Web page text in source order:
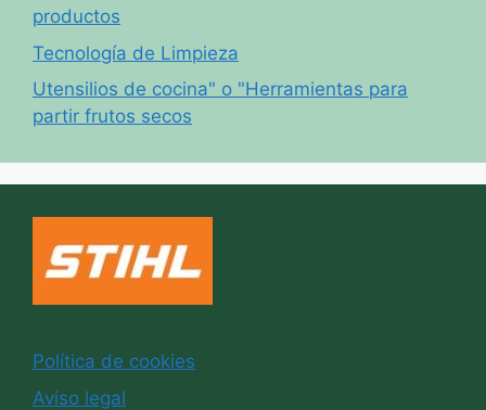
productos
Tecnología de Limpieza
Utensilios de cocina" o "Herramientas para
partir frutos secos
Política de cookies
Aviso legal